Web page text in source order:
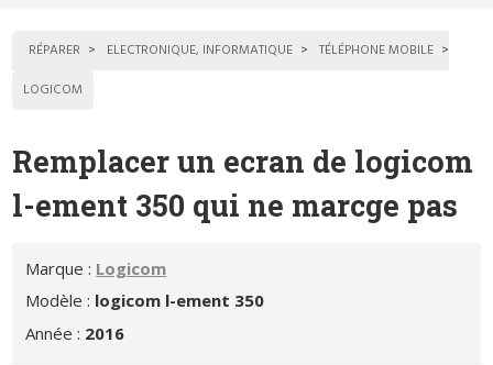
RÉPARER ELECTRONIQUE, INFORMATIQUE
TÉLÉPHONE MOBILE
LOGICOM
Remplacer un ecran de logicom
l-ement 350 qui ne marcge pas
Marque : Logicom
Modèle : logicom l-ement 350
Année : 2016